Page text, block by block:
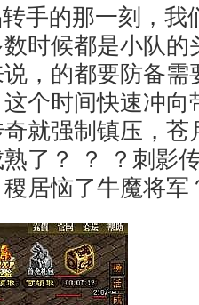
手的那一刻，我
时候都是小队的
，的都要防备需
个时间快速冲向
就强制镇压，苍
了？ ？ ？刺影
居恼了牛魔将军